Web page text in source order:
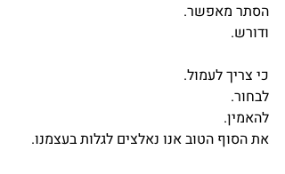
הסתר מאפשר.
ודורש.
כי צריך לעמול.
לבחור.
להאמין.
את הסוף הטוב אנו נאלצים לגלות בעצמנו.